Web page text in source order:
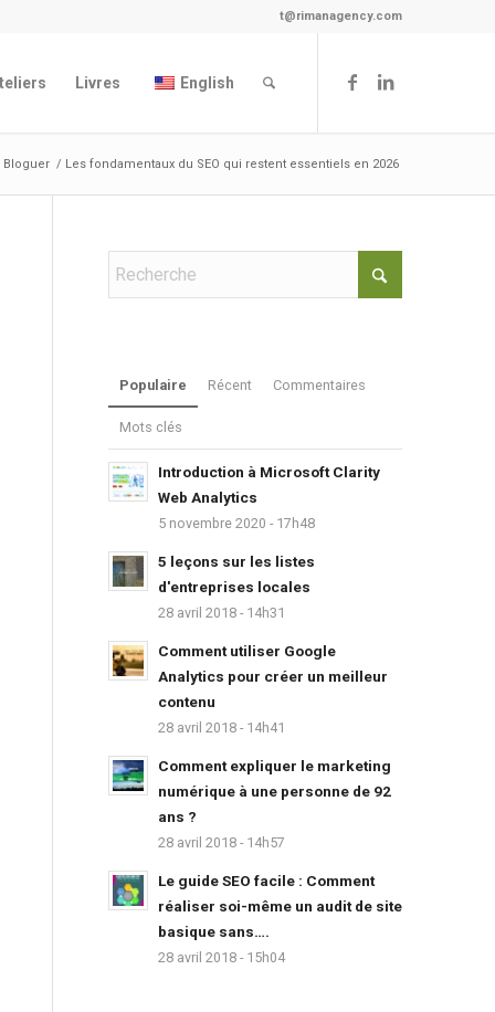
t@rimanagency.com
Livres English
Bloguer / Les fondamentaux du SEO qui restent essentiels en 2026
Populaire Récent Commentaires
Mots clés
Introduction à Microsoft Clarity
Web Analytics
5 novembre 2020 - 17h48
5 leçons sur les listes
d'entreprises locales
28 avril 2018 - 14h31
Comment utiliser Google
Analytics pour créer un meilleur
contenu
28 avril 2018 - 14h41
Comment expliquer le marketing
numérique à une personne de 92
ans ?
28 avril 2018 - 14h57
Le guide SEO facile : Comment
réaliser soi-même un audit de site
basique sans….
28 avril 2018 - 15h04